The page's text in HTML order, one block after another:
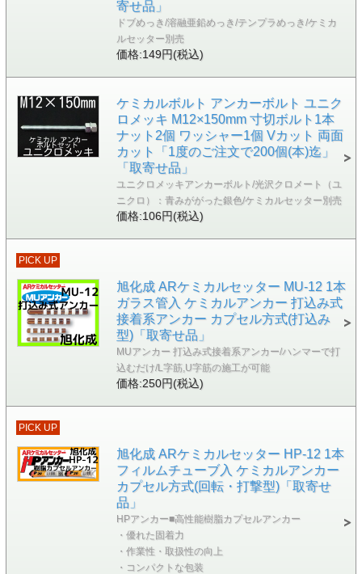
寄せ品」
ドブめっき/溶融亜鉛めっき/テンプラめっき/ケミカ
ルセッター別売
価格:149円(税込)
ケミカルボルト アンカーボルト ユニク
ロメッキ M12×150mm 寸切ボルト1本
ナット2個 ワッシャー1個 Vカット 両面
カット「1度のご注文で200個(本)迄」
「取寄せ品」
ユニクロメッキアンカーボルト/光沢クロメート（ユ
ニクロ）：青みががった銀色/ケミカルセッター別売
価格:106円(税込)
PICK UP
旭化成 ARケミカルセッター MU-12 1本
ガラス管入 ケミカルアンカー 打込み式
接着系アンカー カプセル方式(打込み
型)「取寄せ品」
MUアンカー 打込み式接着系アンカー/ハンマーで打
込むだけ/L字筋,U字筋の施工が可能
価格:250円(税込)
PICK UP
旭化成 ARケミカルセッター HP-12 1本
フィルムチューブ入 ケミカルアンカー
カプセル方式(回転・打撃型)「取寄せ
品」
HPアンカー■高性能樹脂カプセルアンカー
・優れた固着力
・作業性・取扱性の向上
・コンパクトな包装